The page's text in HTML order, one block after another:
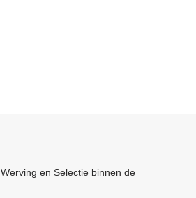
Werving en Selectie binnen de